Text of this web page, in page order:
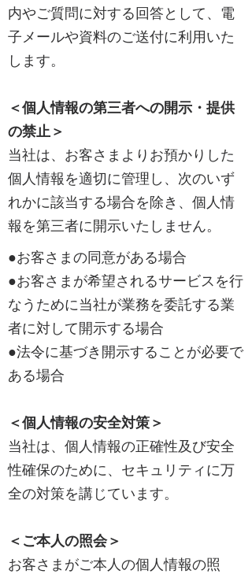
内やご質問に対する回答として、電
子メールや資料のご送付に利用いた
します。
＜個人情報の第三者への開示・提供
の禁止＞
当社は、お客さまよりお預かりした
個人情報を適切に管理し、次のいず
れかに該当する場合を除き、個人情
報を第三者に開示いたしません。
●お客さまの同意がある場合
●お客さまが希望されるサービスを行
なうために当社が業務を委託する業
者に対して開示する場合
●法令に基づき開示することが必要で
ある場合
＜個人情報の安全対策＞
当社は、個人情報の正確性及び安全
性確保のために、セキュリティに万
全の対策を講じています。
＜ご本人の照会＞
お客さまがご本人の個人情報の照